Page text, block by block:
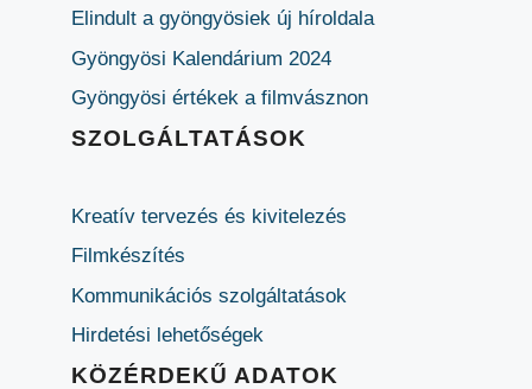
Elindult a gyöngyösiek új híroldala
Gyöngyösi Kalendárium 2024
Gyöngyösi értékek a filmvásznon
SZOLGÁLTATÁSOK
Kreatív tervezés és kivitelezés
Filmkészítés
Kommunikációs szolgáltatások
Hirdetési lehetőségek
KÖZÉRDEKŰ ADATOK